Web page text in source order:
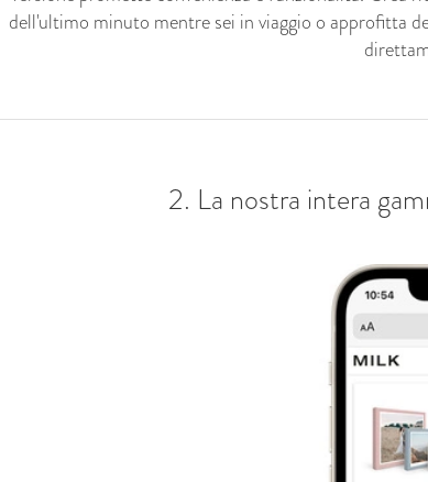
dell'ultimo minuto mentre sei in viaggio o approfitta
2. La nostra intera